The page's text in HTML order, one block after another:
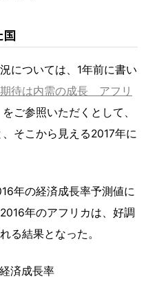
国
については、1年前に書い
待は内需の成長 アフリ
をご参照いただくとして、
そこから見える2017年に
年の経済成長率予測値に
年のアフリカは、好調
る結果となった。
済成長率